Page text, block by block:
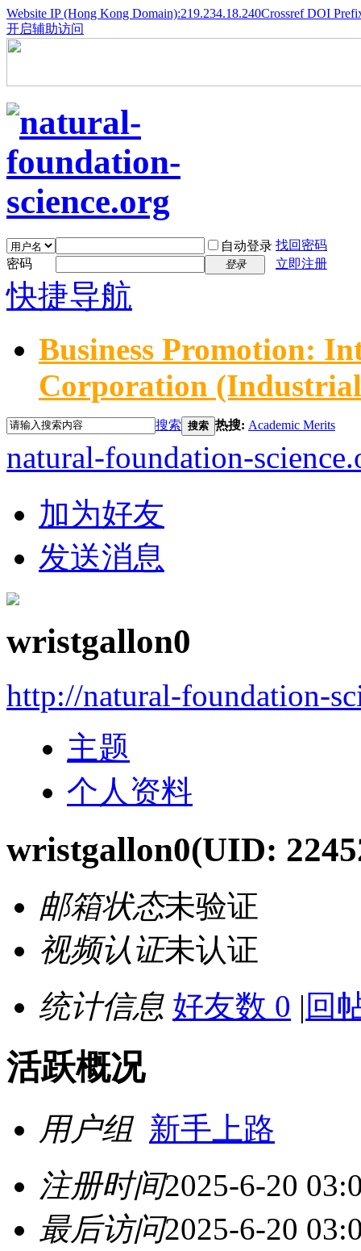
Website IP (Hong Kong Domain):219.234.18.240Crossref DOI
开启辅助访问
自动登录 找回密码
密码
登录 立即注册
快捷导航
Business Promotion:
Corporation
搜索 搜索 热搜: Academic Merits
natural-foundation-
加为好友
发送消息
wristgallon0
http://natural-foundation-
主题
个人资料
wristgallon0(UID:
邮箱状态未验证
视频认证未认证
统计信息 好友数 0 | 回
活跃概况
用户组 新手上路
注册时间2025-6-20
最后访问2025-6-20